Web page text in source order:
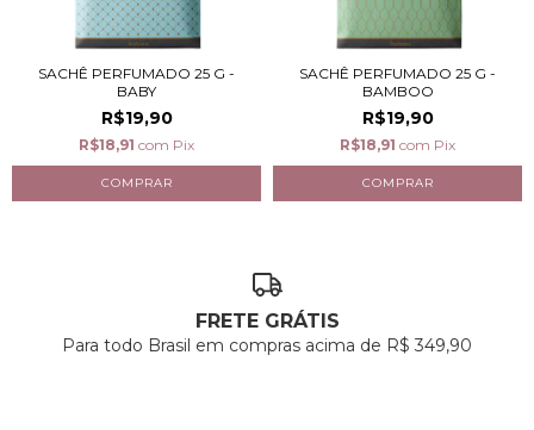
SACHÊ PERFUMADO 25 G -
BABY
R$19,90
R$18,91 com Pix
SACHÊ PERFUMADO 25 G -
BAMBOO
R$19,90
R$18,91 com Pix
FRETE GRÁTIS
Para todo Brasil em compras acima de R$ 349,90